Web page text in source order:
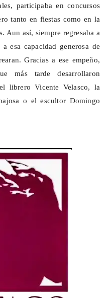
participaba en concursos
tanto en fiestas como en la
Aun así, siempre regresaba a
esa capacidad generosa de
Gracias a ese empeño,
más tarde desarrollaron
librero Vicente Velasco, la
o el escultor Domingo